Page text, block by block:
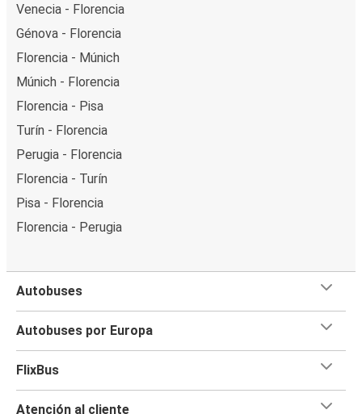
Venecia - Florencia
Génova - Florencia
Florencia - Múnich
Múnich - Florencia
Florencia - Pisa
Turín - Florencia
Perugia - Florencia
Florencia - Turín
Pisa - Florencia
Florencia - Perugia
Autobuses
Autobuses por Europa
FlixBus
Atención al cliente